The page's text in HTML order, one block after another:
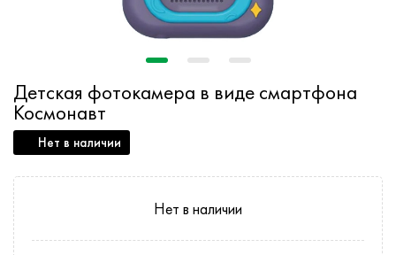
Детская фотокамера в виде смартфона
Космонавт
Нет в наличии
Нет в наличии